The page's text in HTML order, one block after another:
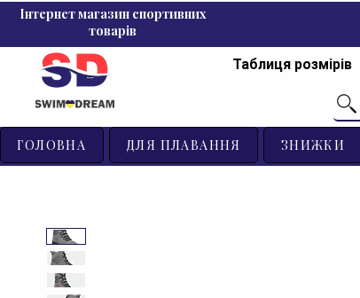
Інтернет магазин спортивних
товарів
Таблиця розмірів
ГОЛОВНА ДЛЯ ПЛАВАННЯ ЗНИЖКИ